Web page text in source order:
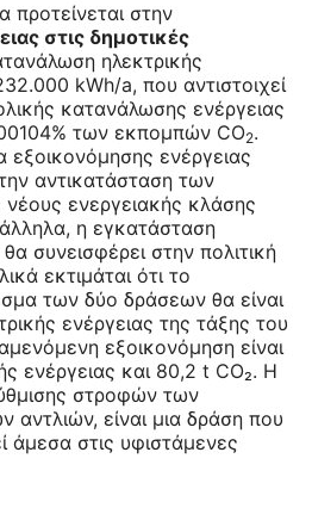
προτείνεται στην
στις δημοτικές
ηλεκτρικής
kWh/a, που αντιστοιχεί
κατανάλωσης ενέργειας
των εκπομπών CO2.
εξοικονόμησης ενέργειας
αντικατάσταση των
ενεργειακής κλάσης
η εγκατάσταση
συνεισφέρει στην πολιτική
εκτιμάται ότι το
των δύο δράσεων θα είναι
ενέργειας της τάξης του
εξοικονόμηση είναι
ενέργειας και 80,2 t CO₂. Η
στροφών των
αντλιών, είναι μια δράση που
άμεσα στις υφιστάμενες